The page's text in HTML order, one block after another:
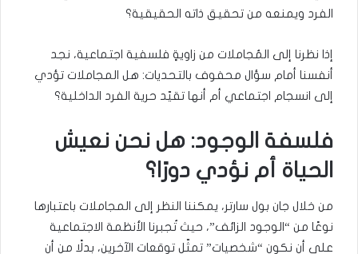
الفرد ويمنعه من تحقيق ذاته الحقيقية؟
إذا نظرنا إلى المُجاملات من زاويةٍ فلسفية اجتماعية، نجد
أنفسنا أمام سؤال محفوف بالتحديات: هل المجاملات تؤدي
إلى انسجام اجتماعي أم أنها تقيّد حرية الفرد الداخلية؟
فلسفة الوجود: هل نحن نعيش
الحياة أم نؤدي دورًا؟
من خلال جان بول سارتر، يمكننا النظر إلى المجاملات باعتبارها
نوعًا من “الوجود الزائف”، حيث تُجبرنا الأنظمة الاجتماعية
على أن نكون “شخصيات” تمثّل توقعات الآخرين، بدلًا من أن